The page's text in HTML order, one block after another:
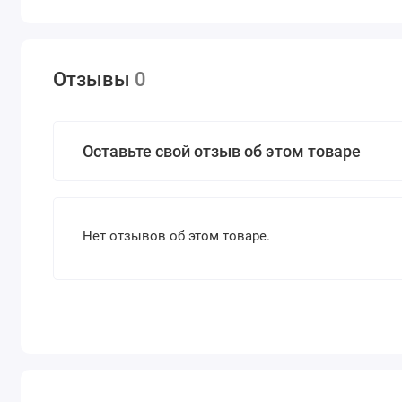
Отзывы 0
Оставьте свой отзыв об этом товаре
Нет отзывов об этом товаре.